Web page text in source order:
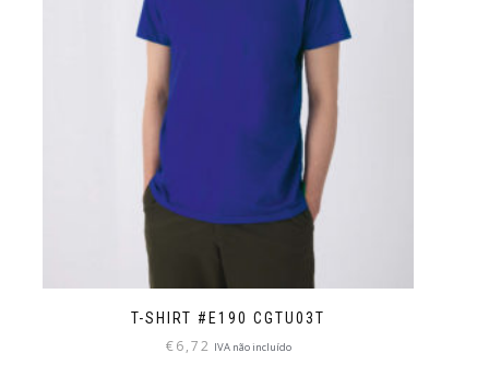
T-SHIRT #E190 CGTU03T
€6,72 IVA não incluído